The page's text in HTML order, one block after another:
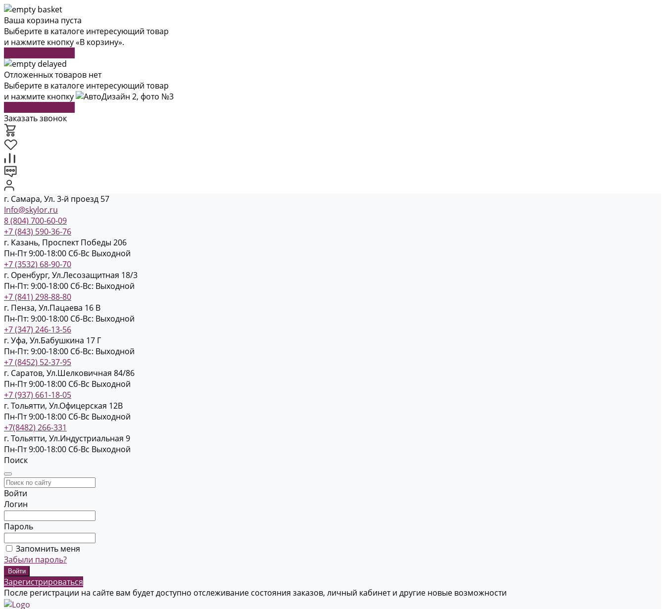
Ваша корзина пуста
Выберите в каталоге интересующий товар
и нажмите кнопку «В корзину».
Отложенных товаров нет
Выберите в каталоге интересующий товар
и нажмите кнопку
Заказать звонок
г. Самара, Ул. 3-й проезд 57
Info@skylor.ru
8 (804) 700-60-09
+7 (843) 590-36-76
г. Казань, Проспект Победы 206
Пн-Пт 9:00-18:00 Cб-Вс Выходной
+7 (3532) 68-90-70
г. Оренбург, Ул.Лесозащитная 18/3
Пн-Пт: 9:00-18:00 Cб-Вс: Выходной
+7 (841) 298-88-80
г. Пенза, Ул.Пацаева 16 В
Пн-Пт: 9:00-18:00 Cб-Вс: Выходной
+7 (347) 246-13-56
г. Уфа, Ул.Бабушкина 17 Г
Пн-Пт: 9:00-18:00 Cб-Вс: Выходной
+7 (8452) 52-37-95
г. Саратов, Ул.Шелковичная 84/86
Пн-Пт 9:00-18:00 Cб-Вс Выходной
+7 (937) 661-18-05
г. Тольятти, Ул.Офицерская 12В
Пн-Пт 9:00-18:00 Cб-Вс Выходной
+7(8482) 266-331
г. Тольятти, Ул.Индустриальная 9
Пн-Пт 9:00-18:00 Cб-Вс Выходной
Поиск
Войти
Логин
Пароль
Запомнить меня
Забыли пароль?
Зарегистрироваться
После регистрации на сайте вам будет доступно отслеживание состояния заказов, личный кабинет и другие новые возможности